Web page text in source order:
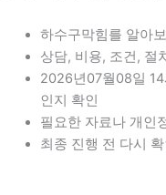
하수구막힘를 알아
상담, 비용, 조건, 절
2026년07월08일
인지 확인
필요한 자료나 개인
최종 진행 전 다시